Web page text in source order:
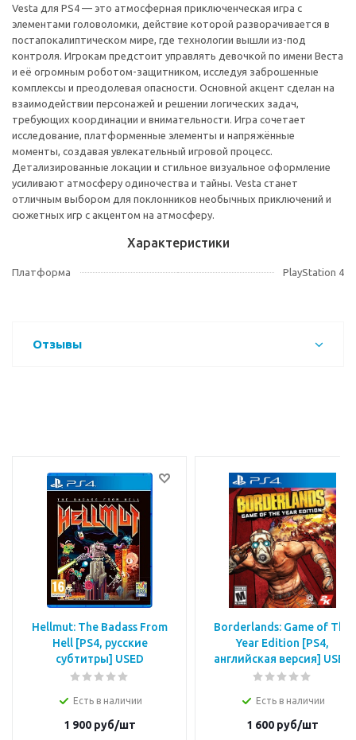
Vesta для PS4 — это атмосферная приключенческая игра с
элементами головоломки, действие которой разворачивается в
постапокалиптическом мире, где технологии вышли из-под
контроля. Игрокам предстоит управлять девочкой по имени Веста
и её огромным роботом-защитником, исследуя заброшенные
комплексы и преодолевая опасности. Основной акцент сделан на
взаимодействии персонажей и решении логических задач,
требующих координации и внимательности. Игра сочетает
исследование, платформенные элементы и напряжённые
моменты, создавая увлекательный игровой процесс.
Детализированные локации и стильное визуальное оформление
усиливают атмосферу одиночества и тайны. Vesta станет
отличным выбором для поклонников необычных приключений и
сюжетных игр с акцентом на атмосферу.
Характеристики
Платформа PlayStation 4
Отзывы
Hellmut: The Badass From
Hell [PS4, русские
субтитры] USED
Есть в наличии
1 900 руб/шт
Borderlands: Game of The
Year Edition [PS4,
английская версия] USED
Есть в наличии
1 600 руб/шт